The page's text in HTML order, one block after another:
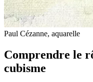
Paul Cézanne, aquarelle
Comprendre le
cubisme